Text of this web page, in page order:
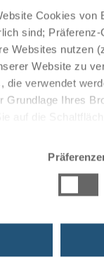
Cookies
sind;
Websites nutzen
Website zu
die verwendet
Grundlage Ihres
der
und dem
Sportanlagen
sorgen für